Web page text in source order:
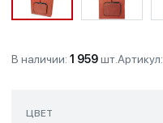
В наличии: 1 959шт.Артикул:
ЦВЕТ